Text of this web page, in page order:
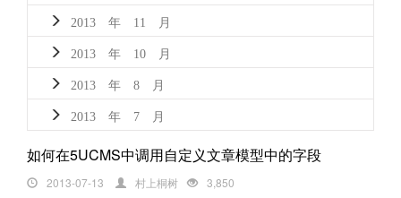
2013 年 11 月
2013 年 10 月
2013 年 8 月
2013 年 7 月
如何在5UCMS中调用自定义文章模型中的字段
2013-07-13 村上桐树 3,850